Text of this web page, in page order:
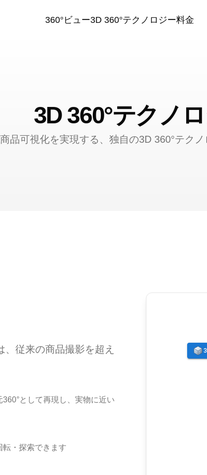
360°ビュー3D 360°テクノロジー料金
3D 360°テクノ
品可視化を実現する、独自の3D 360°テク
従来の商品撮影を超え
として再現し、実物に近い
・探索できます